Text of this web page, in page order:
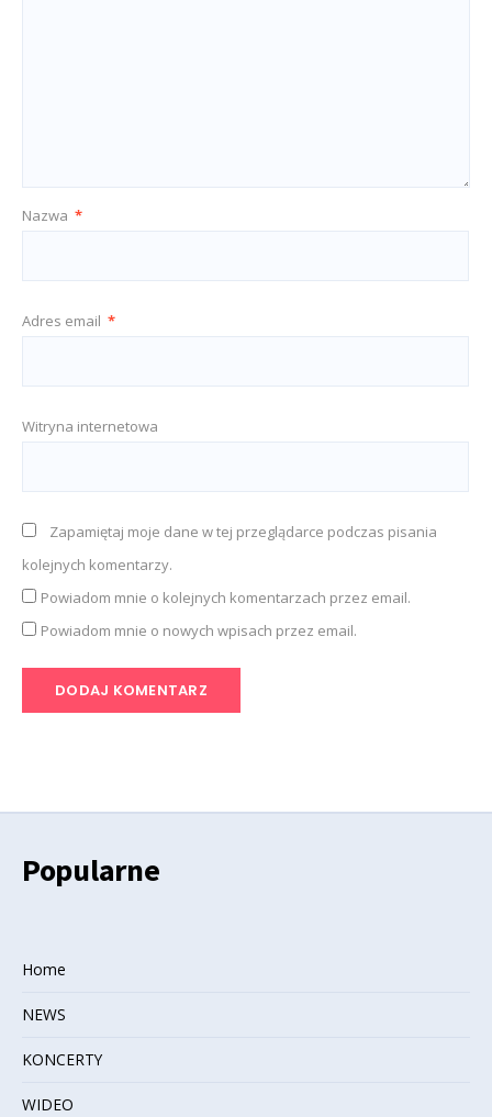
Nazwa *
Adres email *
Witryna internetowa
Zapamiętaj moje dane w tej przeglądarce podczas pisania
kolejnych komentarzy.
Powiadom mnie o kolejnych komentarzach przez email.
Powiadom mnie o nowych wpisach przez email.
Popularne
Home
NEWS
KONCERTY
WIDEO